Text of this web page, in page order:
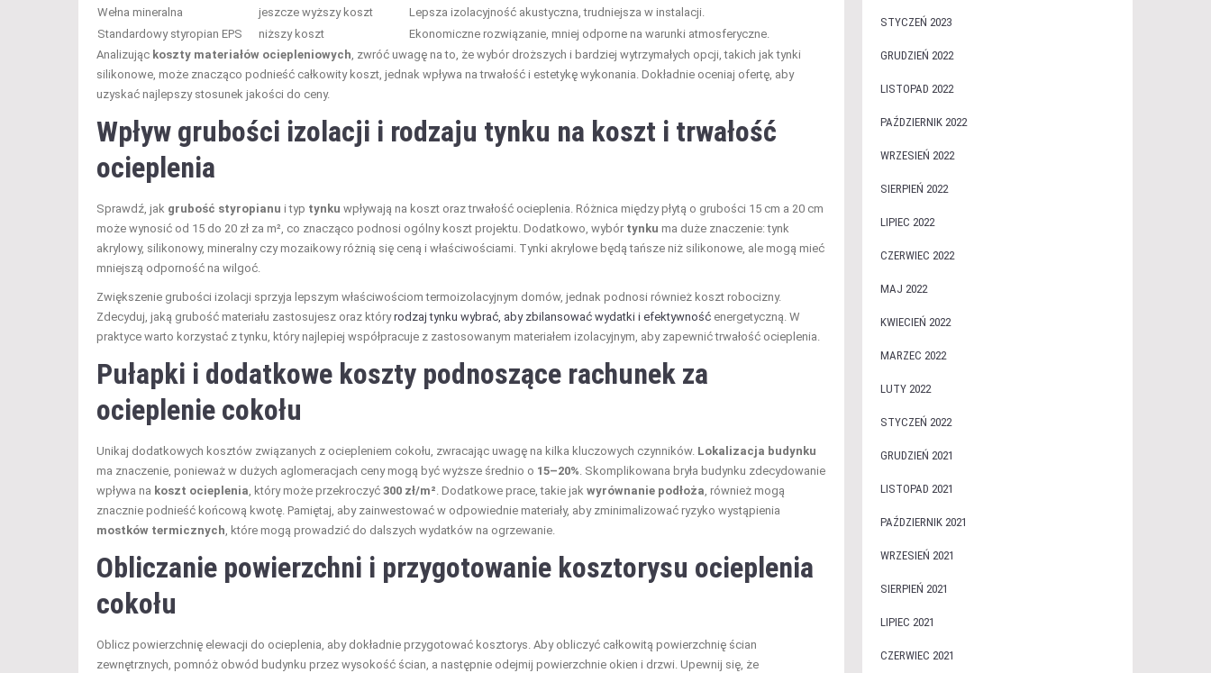
Wełna mineralna
jeszcze wyższy koszt
Lepsza izolacyjność akustyczna, trudniejsza w instalacji.
Standardowy styropian EPS
niższy koszt
Ekonomiczne rozwiązanie, mniej odporne na warunki atmosferyczne.
Analizując koszty materiałów ociepleniowych, zwróć uwagę na to, że wybór droższych i bardziej wytrzymałych opcji, takich jak tynki
silikonowe, może znacząco podnieść całkowity koszt, jednak wpływa na trwałość i estetykę wykonania. Dokładnie oceniaj ofertę, aby
uzyskać najlepszy stosunek jakości do ceny.
Wpływ grubości izolacji i rodzaju tynku na koszt i trwałość
ocieplenia
Sprawdź, jak grubość styropianu i typ tynku wpływają na koszt oraz trwałość ocieplenia. Różnica między płytą o grubości 15 cm a 20 cm
może wynosić od 15 do 20 zł za m², co znacząco podnosi ogólny koszt projektu. Dodatkowo, wybór tynku ma duże znaczenie: tynk
akrylowy, silikonowy, mineralny czy mozaikowy różnią się ceną i właściwościami. Tynki akrylowe będą tańsze niż silikonowe, ale mogą mieć
mniejszą odporność na wilgoć.
Zwiększenie grubości izolacji sprzyja lepszym właściwościom termoizolacyjnym domów, jednak podnosi również koszt robocizny.
Zdecyduj, jaką grubość materiału zastosujesz oraz któryrodzaj tynku wybrać, aby zbilansować wydatki i efektywność energetyczną. W
praktyce warto korzystać z tynku, który najlepiej współpracuje z zastosowanym materiałem izolacyjnym, aby zapewnić trwałość ocieplenia.
Pułapki i dodatkowe koszty podnoszące rachunek za
ocieplenie cokołu
Unikaj dodatkowych kosztów związanych z ociepleniem cokołu, zwracając uwagę na kilka kluczowych czynników. Lokalizacja budynku
ma znaczenie, ponieważ w dużych aglomeracjach ceny mogą być wyższe średnio o 15–20%. Skomplikowana bryła budynku zdecydowanie
wpływa na koszt ocieplenia, który może przekroczyć 300 zł/m². Dodatkowe prace, takie jak wyrównanie podłoża, również mogą
znacznie podnieść końcową kwotę. Pamiętaj, aby zainwestować w odpowiednie materiały, aby zminimalizować ryzyko wystąpienia
mostków termicznych, które mogą prowadzić do dalszych wydatków na ogrzewanie.
Obliczanie powierzchni i przygotowanie kosztorysu ocieplenia
cokołu
Oblicz powierzchnię elewacji do ocieplenia, aby dokładnie przygotować kosztorys. Aby obliczyć całkowitą powierzchnię ścian
zewnętrznych, pomnóż obwód budynku przez wysokość ścian, a następnie odejmij powierzchnie okien i drzwi. Upewnij się, że
STYCZEŃ 2023
GRUDZIEŃ 2022
LISTOPAD 2022
PAŹDZIERNIK 2022
WRZESIEŃ 2022
SIERPIEŃ 2022
LIPIEC 2022
CZERWIEC 2022
MAJ 2022
KWIECIEŃ 2022
MARZEC 2022
LUTY 2022
STYCZEŃ 2022
GRUDZIEŃ 2021
LISTOPAD 2021
PAŹDZIERNIK 2021
WRZESIEŃ 2021
SIERPIEŃ 2021
LIPIEC 2021
CZERWIEC 2021